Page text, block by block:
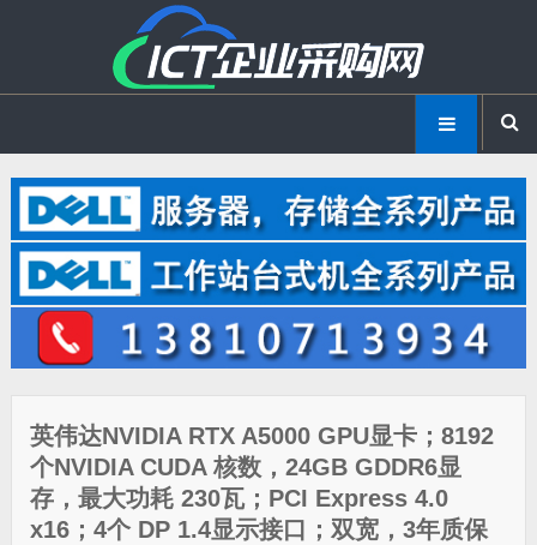
英伟达NVIDIA RTX A5000 GPU显卡；8192
个NVIDIA CUDA 核数，24GB GDDR6显
存，最大功耗 230瓦；PCI Express 4.0
x16；4个 DP 1.4显示接口；双宽，3年质保